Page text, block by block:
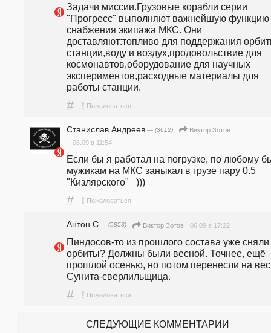
Задачи миссии.Грузовые корабли серии
"Прогресс" выполняют важнейшую функцию
снабжения экипажа МКС. Они
доставляют:топливо для поддержания
станции,воду и воздух,продовольствие для
космонавтов,оборудование для научных
экспериментов,расходные материалы для
работы станции.
# ! Пожаловаться
Станислав Андреев — (3612)
Виктор Зотов
06.09 в 11:54
Если бы я работал на погрузке, по любому
мужикам на МКС заныкал в грузе пару 0.5
"Кизлярского"   )))
# ! Пожаловаться
Антон С — (5853) Виктор Зотов 06.09 в 17:22
Пиндосов-то из прошлого состава уже сняли
орбиты? Должны были весной. Точнее, ещё
прошлой осенью, но потом перенесли на
Сунита-сверлильщица.
# ! Пожаловаться
СЛЕДУЮЩИЕ КОММЕНТАРИИ